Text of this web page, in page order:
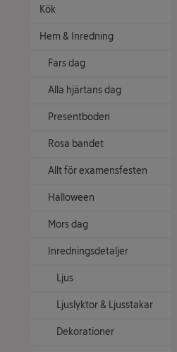
Kök
Hem & Inredning
Fars dag
Alla hjärtans dag
Presentboden
Rosa bandet
Allt för examensfesten
Halloween
Mors dag
Inredningsdetaljer
Ljus
Ljuslyktor & Ljusstakar
Dekorationer